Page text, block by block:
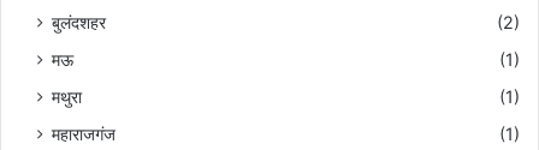
बुलंदशहर
(2)
मऊ
(1)
मथुरा
(1)
महाराजगंज
(1)